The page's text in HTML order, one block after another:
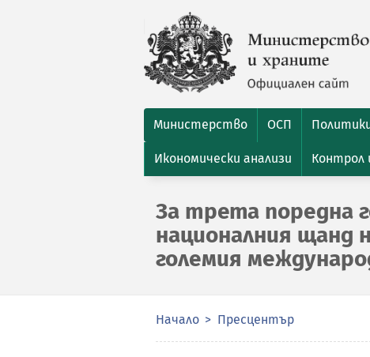
Министерство ОСП
Икономически анализи Контрол
За трета поредна
националния щанд
големия
Начало Пресцентър